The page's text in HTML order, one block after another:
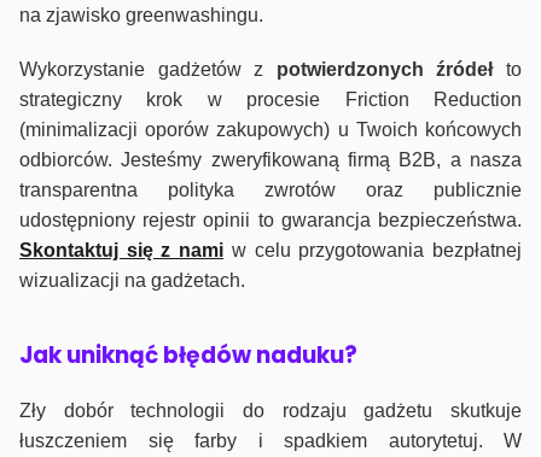
na zjawisko greenwashingu.
Wykorzystanie gadżetów z potwierdzonych źródełto
strategiczny krok w procesie Friction Reduction
(minimalizacji oporów zakupowych) u Twoich końcowych
odbiorców. Jesteśmy zweryfikowaną firmą B2B, a nasza
transparentna polityka zwrotów oraz publicznie
udostępniony rejestr opinii to gwarancja bezpieczeństwa.
Skontaktuj się z nami w celu przygotowania bezpłatnej
wizualizacji na gadżetach.
Jak uniknąć błędów naduku?
Zły dobór technologii do rodzaju gadżetu skutkuje
łuszczeniem się farby i spadkiem autorytetuj. W